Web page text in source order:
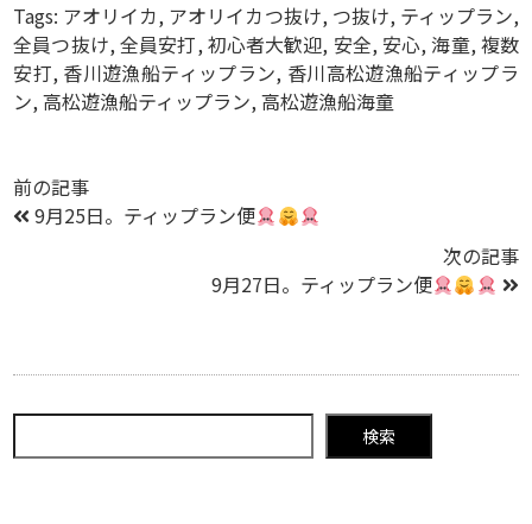
Tags: アオリイカ, アオリイカつ抜け, つ抜け, ティップラン,
全員つ抜け,全員安打,初心者大歓迎, 安全, 安心,海童,複数
安打, 香川遊漁船ティップラン, 香川高松遊漁船ティップラ
ン,高松遊漁船ティップラン,高松遊漁船海童
前の記事
9月25日。ティップラン便
次の記事
9月27日。ティップラン便
検索